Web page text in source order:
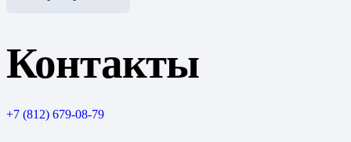
Контакты
+7 (812) 679-08-79